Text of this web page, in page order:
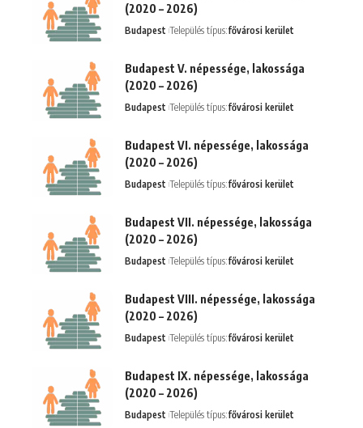
(2020 – 2026)
Budapest Település típus:fővárosi kerület
Budapest V. népessége, lakossága
(2020 – 2026)
Budapest Település típus:fővárosi kerület
Budapest VI. népessége, lakossága
(2020 – 2026)
Budapest Település típus:fővárosi kerület
Budapest VII. népessége, lakossága
(2020 – 2026)
Budapest Település típus:fővárosi kerület
Budapest VIII. népessége, lakossága
(2020 – 2026)
Budapest Település típus:fővárosi kerület
Budapest IX. népessége, lakossága
(2020 – 2026)
Budapest Település típus:fővárosi kerület